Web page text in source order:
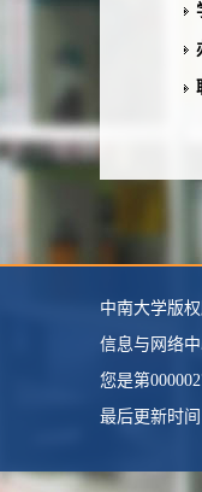
中南大学版
信息与网络
您是第
最后更新时间